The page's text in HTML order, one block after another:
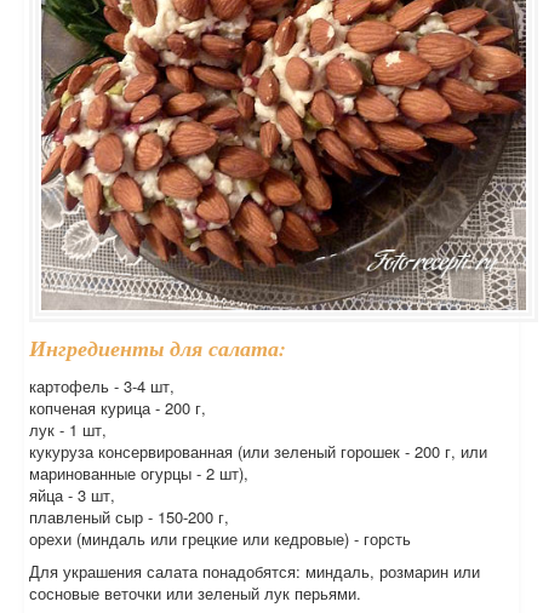
Ингредиенты для салата:
картофель - 3-4 шт,
копченая курица - 200 г,
лук - 1 шт,
кукуруза консервированная (или зеленый горошек - 200 г, или
маринованные огурцы - 2 шт),
яйца - 3 шт,
плавленый сыр - 150-200 г,
орехи (миндаль или грецкие или кедровые) - горсть
Для украшения салата понадобятся: миндаль, розмарин или
сосновые веточки или зеленый лук перьями.